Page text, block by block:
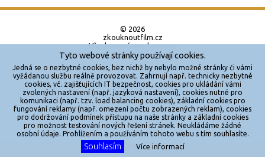
© 2026
zkouknoutfilm.cz
Všechna práva vyhrazena.
Powered by
Reklama
Sítě
Redakce
Jakékoliv užití obsahu je bez souhlasu provozovatele zakázáno.
Tyto webové stránky používají cookies.
Jedná se o nezbytné cookies, bez nichž by nebylo možné stránky či vámi
vyžádanou službu reálně provozovat. Zahrnují např. technicky nezbytné
cookies, vč. zajišťujících IT bezpečnost, cookies pro ukládání vámi
zvolených nastavení (např. jazyková nastavení), cookies nutné pro
komunikaci (např. tzv. load balancing cookies), základní cookies pro
fungování reklamy (např. omezení počtu zobrazených reklam), cookies
pro dodržování podmínek přístupu na naše stránky a základní cookies
pro možnost testování nových řešení stránek. Neukládáme žádné
osobní údaje. Prohlížením a používáním tohoto webu s tím souhlasíte.
Souhlasím Více informací